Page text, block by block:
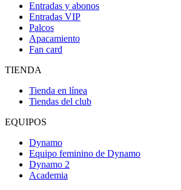
Entradas y abonos
Entradas VIP
Palcos
Apacamiento
Fan card
TIENDA
Tienda en línea
Tiendas del club
EQUIPOS
Dynamo
Equipo feminino de Dynamo
Dynamo 2
Academia